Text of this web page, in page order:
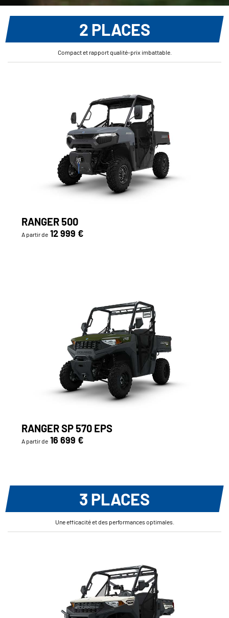
2 PLACES
Compact et rapport qualité-prix imbattable.
RANGER 500
A partir de 12 999 €
RANGER SP 570 EPS
A partir de 16 699 €
3 PLACES
Une efficacité et des performances optimales.